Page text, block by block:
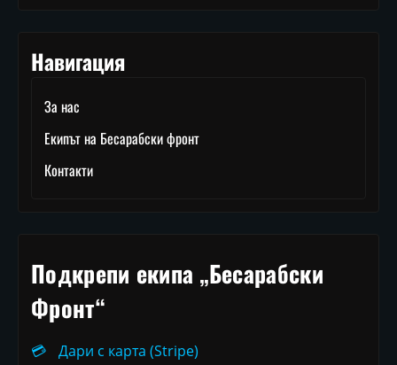
Навигация
За нас
Екипът на Бесарабски фронт
Контакти
Подкрепи екипа „Бесарабски
Фронт“
💳
Дари с карта (Stripe)